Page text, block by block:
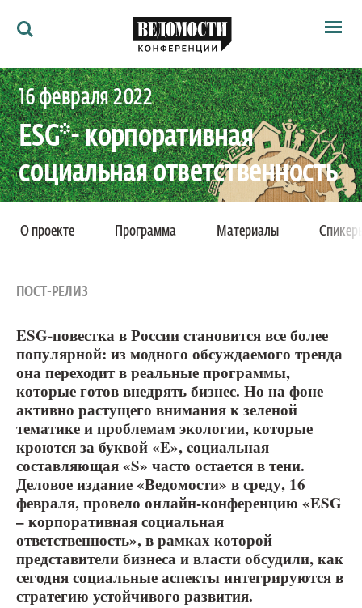
Мероприятия
Архив
Партнёрам
О нас
Ведомости
Как потратить
Ведомости&
16 февраля 2022
ESG*- корпоративная
социальная ответственность
Санкт-Петербург, Россия
О проекте Программа Материалы
ПОСТ-РЕЛИЗ
ESG-повестка в России становится все более
популярной: из модного обсуждаемого тренда
она переходит в реальные программы,
которые готов внедрять бизнес. Но на фоне
активно растущего внимания к зеленой
тематике и проблемам экологии, которые
кроются за буквой «E», cоциальная
составляющая «S» часто остается в тени.
Деловое издание «Ведомости» в среду, 16
февраля, провело онлайн-конференцию «ESG
– корпоративная социальная
ответственность», в рамках которой
представители бизнеса и власти обсудили, как
сегодня социальные аспекты интегрируются в
стратегию устойчивого развития.